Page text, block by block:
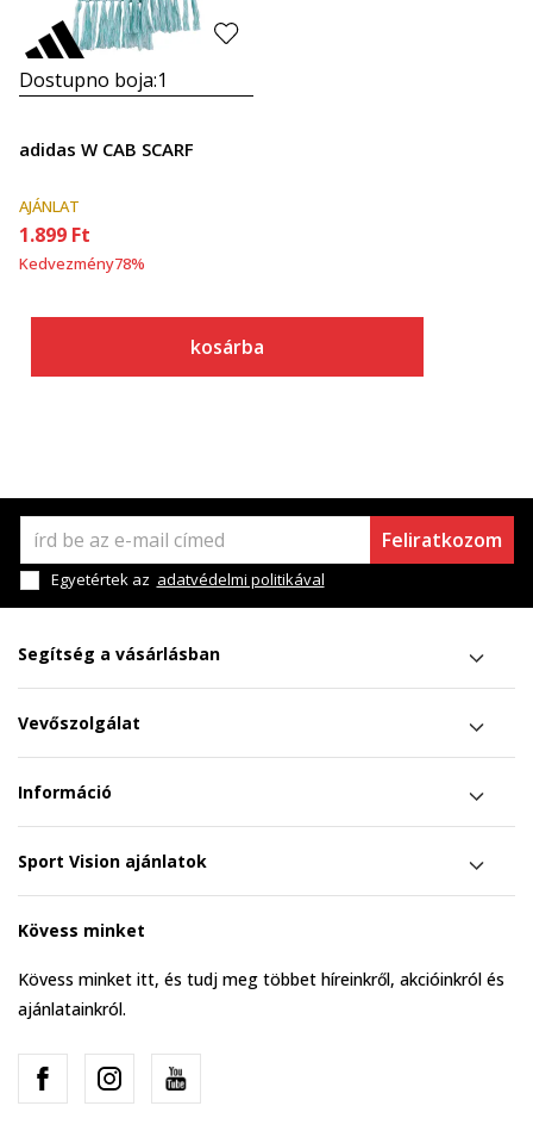
Dostupno boja:1
adidas W CAB SCARF
AJÁNLAT
1.899 Ft
Kedvezmény78%
kosárba
Feliratkozom
Egyetértek az adatvédelmi politikával
Segítség a vásárlásban
Vevőszolgálat
Információ
Sport Vision ajánlatok
Kövess minket
Kövess minket itt, és tudj meg többet híreinkről, akcióinkról és
ajánlatainkról.